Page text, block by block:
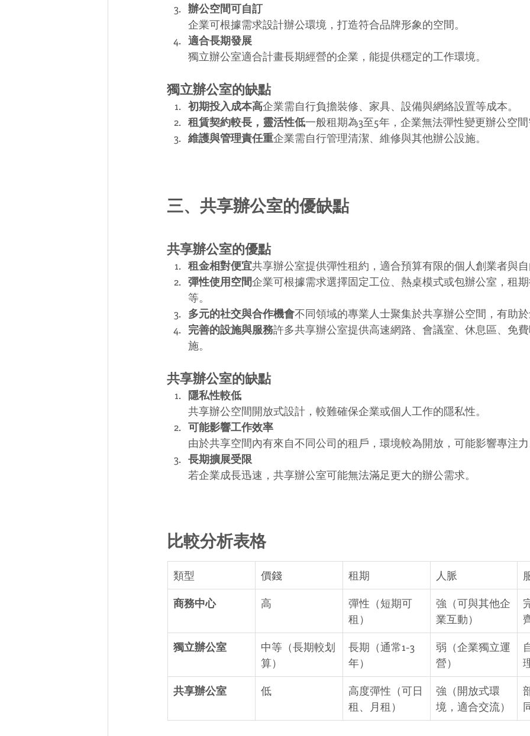
辦公空間可自訂
企業可根據需求設計辦公環境，打造符合品牌形象的空間。
適合長期發展
獨立辦公室適合計畫長期經營的企業，能提供穩定的工作環境。
獨立辦公室的缺點
初期投入成本高企業需自行負擔裝修、家具、設備與網絡設置等成本。
租賃契約較長，靈活性低一般租期為3至5年，企業無法彈性變更辦公空
維護與管理責任重企業需自行管理清潔、維修與其他辦公設施。
三、共享辦公室的優缺點
共享辦公室的優點
租金相對便宜共享辦公室提供彈性租約，適合預算有限的個人創業者與
彈性使用空間企業可根據需求選擇固定工位、熱桌模式或包辦公室，租
等。
多元的社交與合作機會不同領域的專業人士聚集於共享辦公空間，有助
完善的設施與服務許多共享辦公室提供高速網路、會議室、休息區、免
施。
共享辦公室的缺點
隱私性較低
共享辦公空間開放式設計，較難確保企業或個人工作的隱私性。
可能影響工作效率
由於共享空間內有來自不同公司的租戶，環境較為開放，可能影響專注
長期擴展受限
若企業成長迅速，共享辦公室可能無法滿足更大的辦公需求。
比較分析表格
類型 價錢 租期 人脈
商務中心
高
彈性（短期可
租）
強（可與其他企
業互動）
獨立辦公室
中等（長期較划
算）
長期（通常1-3
年）
弱（企業獨立運
營）
共享辦公室
低
高度彈性（可日
租、月租）
強（開放式環
境，適合交流）